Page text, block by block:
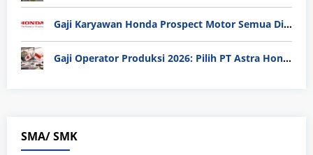
Gaji Karyawan Honda Prospect Motor Semua Divisi
Gaji Operator Produksi 2026: Pilih PT Astra Honda Motor (AHM) atau Manufaktur di Jepang?
SMA/ SMK